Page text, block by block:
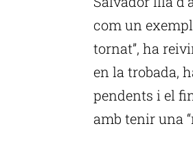
com un
tornat”, ha
en la trobada,
pendents i el
amb tenir una